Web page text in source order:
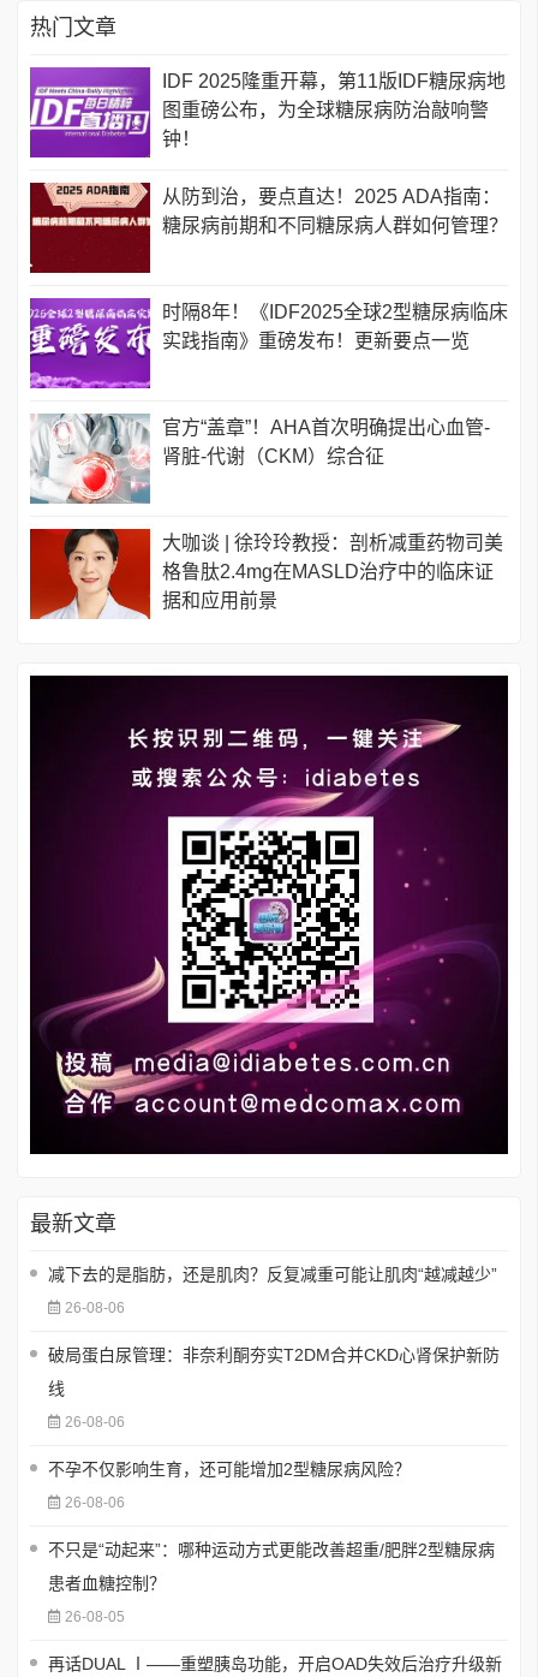
热门文章
IDF 2025隆重开幕，第11版IDF糖尿病地
图重磅公布，为全球糖尿病防治敲响警
钟！
从防到治，要点直达！2025 ADA指南：
糖尿病前期和不同糖尿病人群如何管理？
时隔8年！《IDF2025全球2型糖尿病临床
实践指南》重磅发布！更新要点一览
官方“盖章”！AHA首次明确提出心血管-
肾脏-代谢（CKM）综合征
大咖谈 | 徐玲玲教授：剖析减重药物司美
格鲁肽2.4mg在MASLD治疗中的临床证
据和应用前景
最新文章
减下去的是脂肪，还是肌肉？反复减重可能让肌肉“越减越少”
26-08-06
破局蛋白尿管理：非奈利酮夯实T2DM合并CKD心肾保护新防
线
26-08-06
不孕不仅影响生育，还可能增加2型糖尿病风险？
26-08-06
不只是“动起来”：哪种运动方式更能改善超重/肥胖2型糖尿病
患者血糖控制？
26-08-05
再话DUAL Ⅰ——重塑胰岛功能，开启OAD失效后治疗升级新